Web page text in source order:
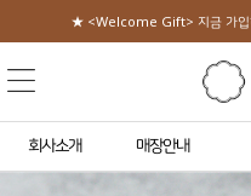
★ <Welcome Gift> 지금 가입
회사소개 매장안내